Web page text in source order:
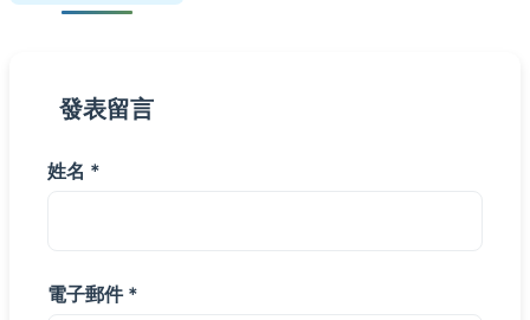
發表留言
姓名 *
電子郵件 *